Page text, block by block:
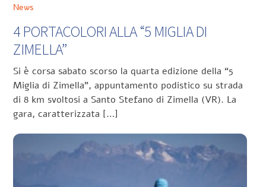
News
4 PORTACOLORI ALLA “5 MIGLIA DI
ZIMELLA”
Si è corsa sabato scorso la quarta edizione della “5
Miglia di Zimella”, appuntamento podistico su strada
di 8 km svoltosi a Santo Stefano di Zimella (VR). La
gara, caratterizzata […]